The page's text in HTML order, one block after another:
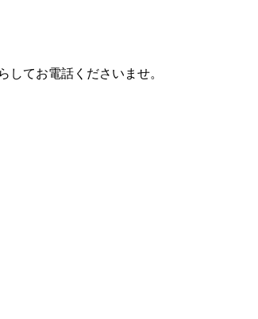
してお電話くださいませ。